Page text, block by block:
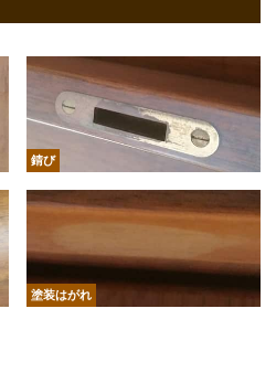
錆び
塗装はがれ